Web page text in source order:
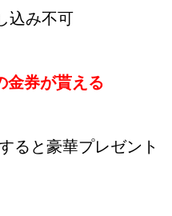
込み不可
金券が貰える
ると豪華プレゼント